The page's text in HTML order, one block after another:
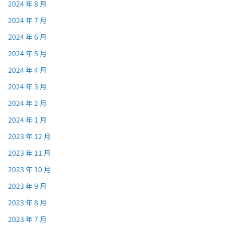
2024 年 8 月
2024 年 7 月
2024 年 6 月
2024 年 5 月
2024 年 4 月
2024 年 3 月
2024 年 2 月
2024 年 1 月
2023 年 12 月
2023 年 11 月
2023 年 10 月
2023 年 9 月
2023 年 8 月
2023 年 7 月